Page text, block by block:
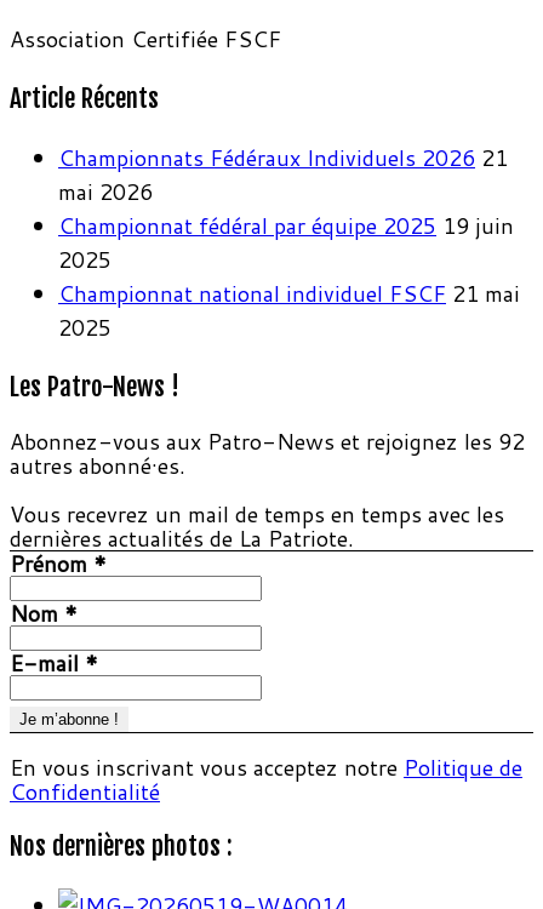
Association Certifiée FSCF
Article Récents
Championnats Fédéraux Individuels 2026 21
mai 2026
Championnat fédéral par équipe 2025 19 juin
2025
Championnat national individuel FSCF 21 mai
2025
Les Patro-News !
Abonnez-vous aux Patro-News et rejoignez les 92
autres abonné·es.
Vous recevrez un mail de temps en temps avec les
dernières actualités de La Patriote.
Prénom *
Nom *
E-mail *
En vous inscrivant vous acceptez notre Politique de
Confidentialité
Nos dernières photos :